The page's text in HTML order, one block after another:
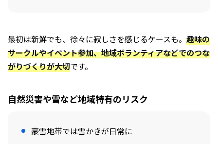
最初は新鮮でも、徐々に寂しさを感じるケースも。 趣味の
サークルやイベント参加、地域ボランティアなどでのつな
がりづくりが大切です。
自然災害や雪など地域特有のリスク
豪雪地帯では雪かきが日常に